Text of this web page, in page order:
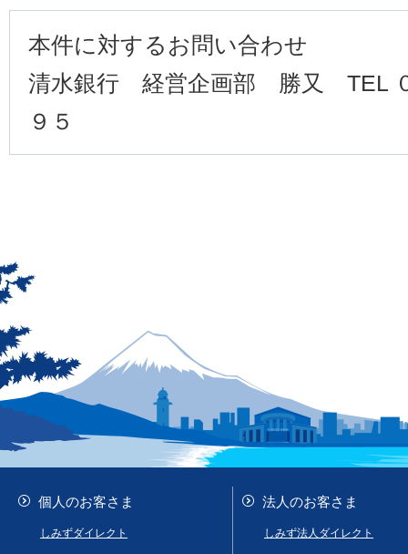
本件に対するお問い合わせ
清水銀行 経営企画部 勝又 TEL
９５
個人のお客さま
しみずダイレクト
法人のお客さま
しみず法人ダイレクト